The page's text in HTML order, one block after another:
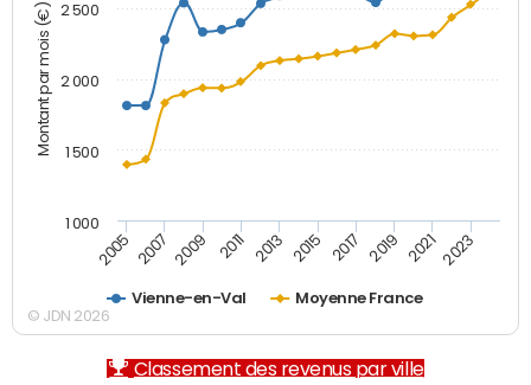
Montant par mois (€)
Vienne-en-Val Moyenne France
2005 2007 2009 2011 2013 2015 2017 2019 2021 2023
1 000
1 500
2 000
2 500
© JDN 2026
Classement des revenus par ville